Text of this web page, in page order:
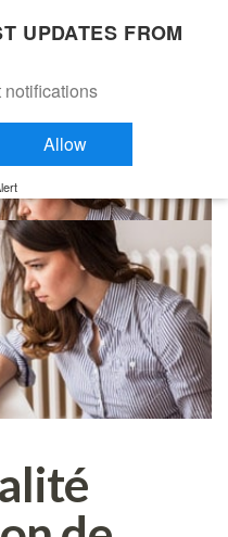
Fr
Toggle
UPDATES FROM
Allow